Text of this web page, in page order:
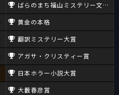
ばらのまち福山ミステリー文学新
黄金の本格
翻訳ミステリー大賞
アガサ・クリスティー賞
日本ホラー小説大賞
大藪春彦賞